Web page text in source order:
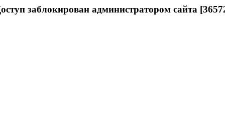
заблокирован администратором сайта